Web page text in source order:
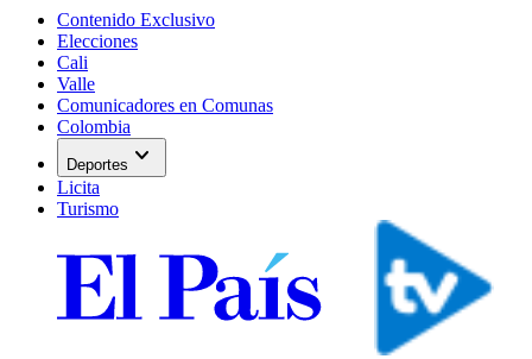
Contenido Exclusivo
Elecciones
Cali
Valle
Comunicadores en Comunas
Colombia
Deportes expand_more
Licita
Turismo